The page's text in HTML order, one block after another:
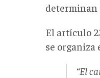
determinan
El artículo
se organiza
“El